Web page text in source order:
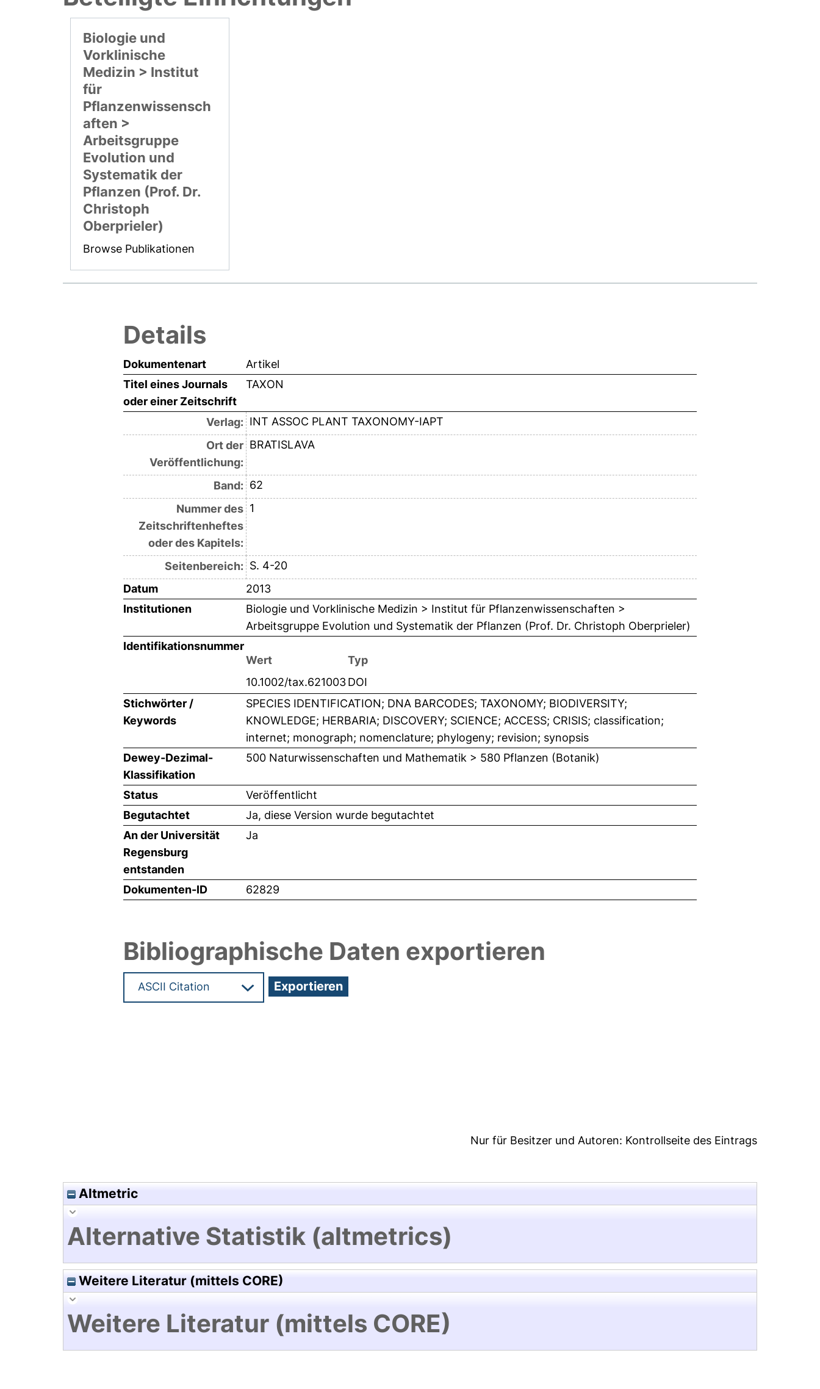
Biologie und
Vorklinische
Medizin > Institut
für
Pflanzenwissensch
aften >
Arbeitsgruppe
Evolution und
Systematik der
Pflanzen (Prof. Dr.
Christoph
Oberprieler)
Browse Publikationen
Details
Dokumentenart
Artikel
Titel eines Journals
oder einer Zeitschrift
TAXON
Verlag: INT ASSOC PLANT TAXONOMY-IAPT
Ort der
Veröffentlichung:
BRATISLAVA
Band: 62
Nummer des
Zeitschriftenheftes
oder des Kapitels:
1
Seitenbereich: S. 4-20
Datum
2013
Institutionen
Biologie und Vorklinische Medizin > Institut für Pflanzenwissenschaften >
Arbeitsgruppe Evolution und Systematik der Pflanzen (Prof. Dr. Christoph Oberprieler)
Identifikationsnummer
Wert
Typ
10.1002/tax.621003DOI
Stichwörter /
Keywords
SPECIES IDENTIFICATION; DNA BARCODES; TAXONOMY; BIODIVERSITY;
KNOWLEDGE; HERBARIA; DISCOVERY; SCIENCE; ACCESS; CRISIS; classification;
internet; monograph; nomenclature; phylogeny; revision; synopsis
Dewey-Dezimal-
Klassifikation
500 Naturwissenschaften und Mathematik > 580 Pflanzen (Botanik)
Status
Veröffentlicht
Begutachtet
Ja, diese Version wurde begutachtet
An der Universität
Regensburg
entstanden
Ja
Dokumenten-ID 62829
Bibliographische Daten exportieren
Nur für Besitzer und Autoren: Kontrollseite des Eintrags
Altmetric
Alternative Statistik (altmetrics)
Weitere Literatur (mittels CORE)
Weitere Literatur (mittels CORE)